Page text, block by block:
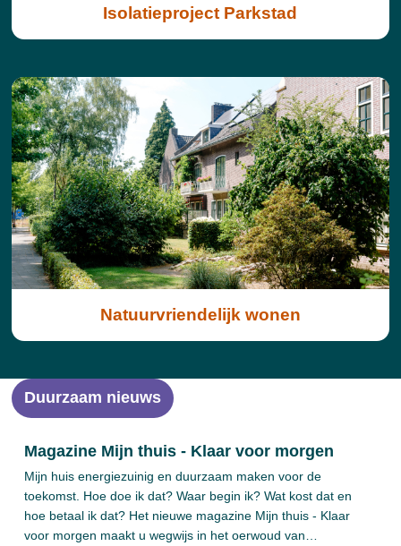
Isolatieproject Parkstad
Natuurvriendelijk wonen
Duurzaam nieuws
Magazine Mijn thuis - Klaar voor morgen
Mijn huis energiezuinig en duurzaam maken voor de
toekomst. Hoe doe ik dat? Waar begin ik? Wat kost dat en
hoe betaal ik dat? Het nieuwe magazine Mijn thuis - Klaar
voor morgen maakt u wegwijs in het oerwoud van